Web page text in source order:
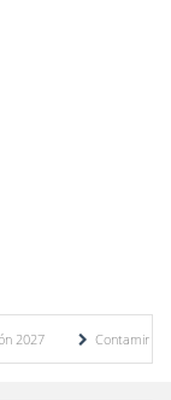
Contaminación y